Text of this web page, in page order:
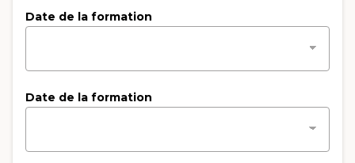
Date de la formation
Date de la formation